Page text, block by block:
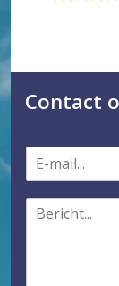
Contact
E
B